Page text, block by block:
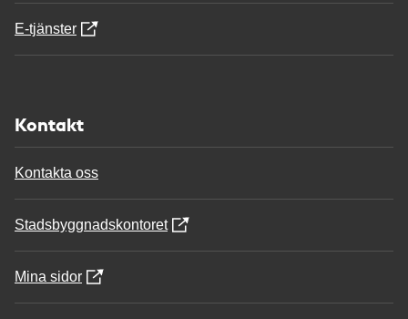
E-tjänster
Kontakt
Kontakta oss
Stadsbyggnadskontoret
Mina sidor